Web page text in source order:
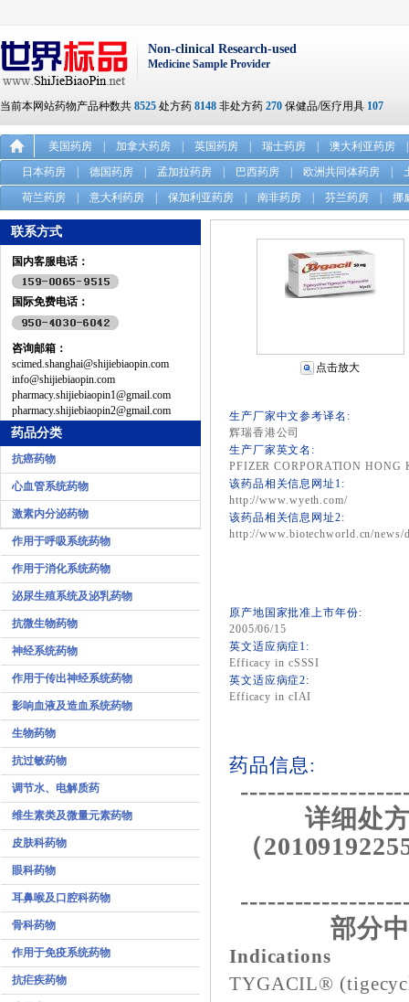
Non-clinical Research-used
Medicine Sample Provider
当前本网站药物产品种数共 8525 处方药 8148 非处方药 270 保健品/医疗用具 107
美国药房 加拿大药房 英国药房 瑞士药房 澳大利亚药房
日本药房
德国药房 孟加拉药房 巴西药房 欧洲共同体药房
荷兰药房
意大利药房 保加利亚药房 南非药房 芬兰药房 挪
联系方式
国内客服电话：
国际免费电话：
咨询邮箱：
scimed.shanghai@shijiebiaopin.com
info@shijiebiaopin.com
pharmacy.shijiebiaopin1@gmail.com
pharmacy.shijiebiaopin2@gmail.com
药品分类
抗癌药物
心血管系统药物
激素内分泌药物
作用于呼吸系统药物
作用于消化系统药物
泌尿生殖系统及泌乳药物
抗微生物药物
神经系统药物
作用于传出神经系统药物
影响血液及造血系统药物
生物药物
抗过敏药物
调节水、电解质药
维生素类及微量元素药物
皮肤科药物
眼科药物
耳鼻喉及口腔科药物
骨科药物
作用于免疫系统药物
抗疟疾药物
点击放大
生产厂家中文参考译名:
辉瑞香港公司
生产厂家英文名:
PFIZER CORPORATION
该药品相关信息网址1:
http://www.wyeth.com/
该药品相关信息网址2:
http://www.biotechworld.cn/news/
原产地国家批准上市年份:
2005/06/15
英文适应病症1:
Efficacy in cSSSI
英文适应病症2:
Efficacy in cIAI
药品信息:
详细处
（
部分
Indications
TYGACIL®